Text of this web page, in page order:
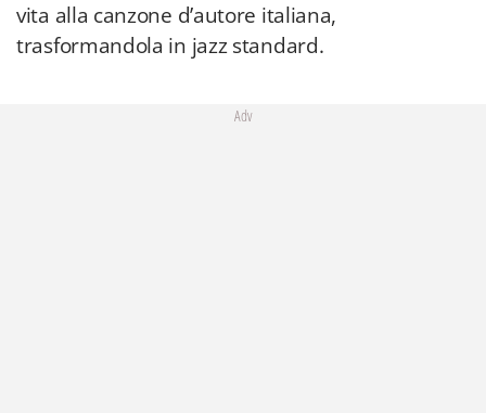
vita alla canzone d’autore italiana,
trasformandola in jazz standard.
Adv